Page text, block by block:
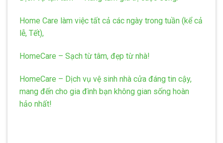
Home Care làm việc tất cả các ngày trong tuần (kể cả
lễ, Tết),
HomeCare – Sạch từ tâm, đẹp từ nhà!
HomeCare – Dịch vụ vệ sinh nhà cửa đáng tin cậy,
mang đến cho gia đình bạn không gian sống hoàn
hảo nhất!